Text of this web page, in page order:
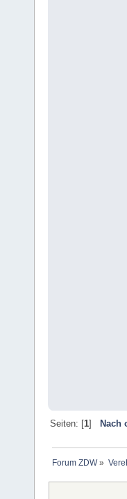
Seiten: [1] Nach
Forum ZDW»